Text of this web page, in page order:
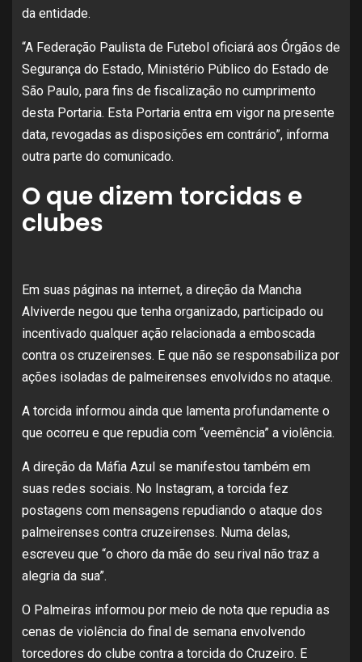
da entidade.
“A Federação Paulista de Futebol oficiará aos Órgãos de
Segurança do Estado, Ministério Público do Estado de
São Paulo, para fins de fiscalização no cumprimento
desta Portaria. Esta Portaria entra em vigor na presente
data, revogadas as disposições em contrário”, informa
outra parte do comunicado.
O que dizem torcidas e
clubes
Em suas páginas na internet, a direção da Mancha
Alviverde negou que tenha organizado, participado ou
incentivado qualquer ação relacionada a emboscada
contra os cruzeirenses. E que não se responsabiliza por
ações isoladas de palmeirenses envolvidos no ataque.
A torcida informou ainda que lamenta profundamente o
que ocorreu e que repudia com “veemência” a violência.
A direção da Máfia Azul se manifestou também em
suas redes sociais. No Instagram, a torcida fez
postagens com mensagens repudiando o ataque dos
palmeirenses contra cruzeirenses. Numa delas,
escreveu que “o choro da mãe do seu rival não traz a
alegria da sua”.
O Palmeiras informou por meio de nota que repudia as
cenas de violência do final de semana envolvendo
torcedores do clube contra a torcida do Cruzeiro. E